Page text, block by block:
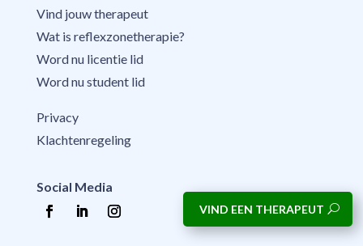
Vind jouw therapeut
Wat is reflexzonetherapie?
Word nu licentie lid
Word nu student lid
Privacy
Klachtenregeling
Social Media
VIND EEN THERAPEUT